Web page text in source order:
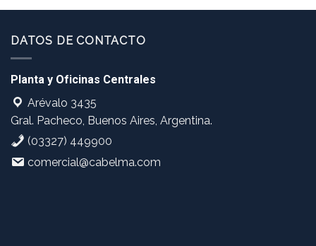
DATOS DE CONTACTO
Planta y Oficinas Centrales
Arévalo 3435
Gral. Pacheco, Buenos Aires, Argentina.
(03327) 449900
comercial@cabelma.com